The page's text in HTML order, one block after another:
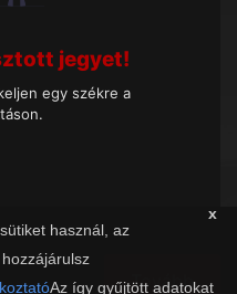
x
használ, az
Az így gyűjtött adatokat
jegyet!
egy székre a
Tovább